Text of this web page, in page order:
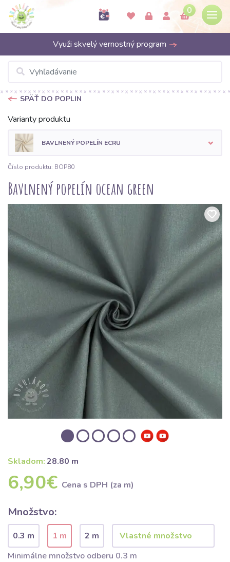
0
Využi skvelý vernostný program
SPÄŤ DO POPLIN
Varianty produktu
BAVLNENÝ POPELÍN ECRU
Číslo produktu: BOP80
Bavlnený popelín ocean green
Skladom:28.80 m
6,90€ Cena s DPH (za m)
Množstvo:
0.3 m 1 m
2 m
Minimálne množstvo odberu 0.3 m